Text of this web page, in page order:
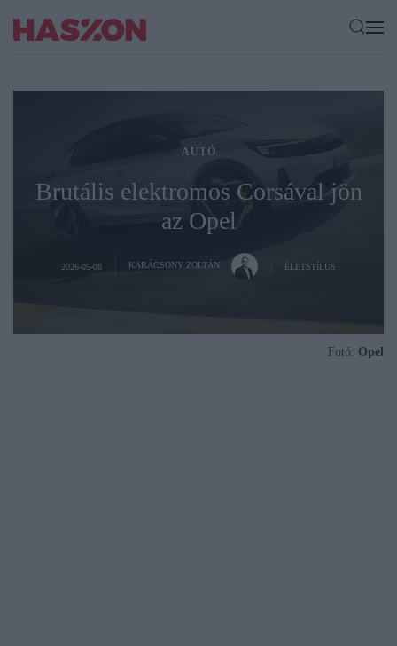
AUTÓ
Brutális elektromos Corsával jön
az Opel
2026-05-08 KARÁCSONY ZOLTÁN ÉLETSTÍLUS
Fotó: Opel